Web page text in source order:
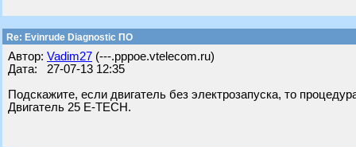
Re: Evinrude Diagnostic ПО
Автор: Vadim27 (---.pppoe.vtelecom.ru)
Дата: 27-07-13 12:35
Подскажите, если двигатель без электрозапуска, то
Двигатель 25 E-TECH.